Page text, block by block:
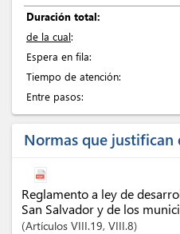
Duración total:
de la cual:
Espera en fila:
Tiempo de atención:
Entre pasos:
Normas que
Reglamento a ley de
San Salvador y de los
Artículos VIII.19, VIII.8